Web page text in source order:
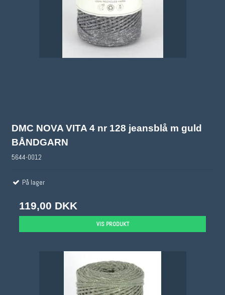
DMC NOVA VITA 4 nr 128 jeansblå m guld
BÅNDGARN
5644-0012
På lager
119,00 DKK
VIS PRODUKT